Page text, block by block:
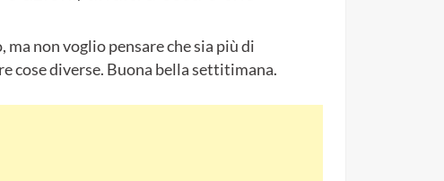
non voglio pensare che sia più di
cose diverse. Buona bella settitimana.